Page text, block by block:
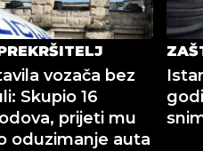
vozača bez
Skupio 16
prijeti mu
oduzimanje auta